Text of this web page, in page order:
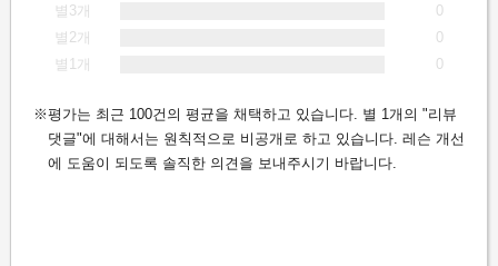
별3개
0
별2개
0
별1개
0
평가는 최근 100건의 평균을 채택하고 있습니다. 별 1개의 "리뷰
댓글"에 대해서는 원칙적으로 비공개로 하고 있습니다. 레슨 개선
에 도움이 되도록 솔직한 의견을 보내주시기 바랍니다.